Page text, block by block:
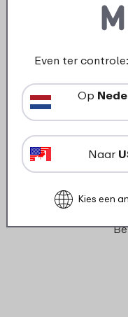
Even ter
Op
Naar